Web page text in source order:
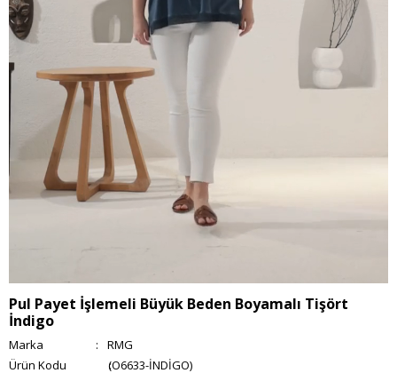
Pul Payet İşlemeli Büyük Beden Boyamalı Tişört
İndigo
Marka :
RMG
(O6633-İNDİGO)